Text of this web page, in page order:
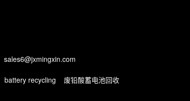
sales6@jxmingxin.com
battery recycling 废铅酸蓄电池回收